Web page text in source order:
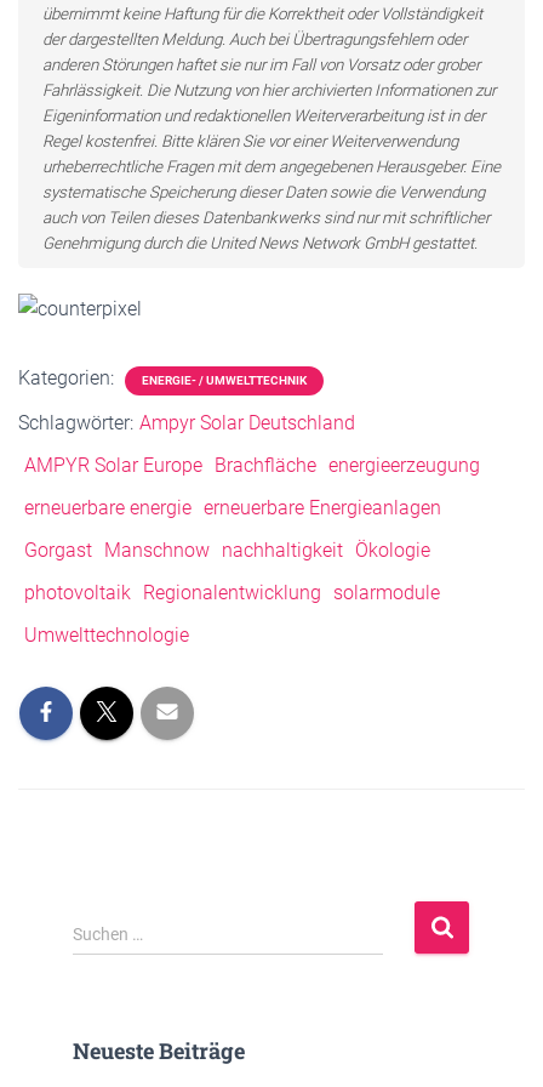
übernimmt keine Haftung für die Korrektheit oder Vollständigkeit
der dargestellten Meldung. Auch bei Übertragungsfehlern oder
anderen Störungen haftet sie nur im Fall von Vorsatz oder grober
Fahrlässigkeit. Die Nutzung von hier archivierten Informationen zur
Eigeninformation und redaktionellen Weiterverarbeitung ist in der
Regel kostenfrei. Bitte klären Sie vor einer Weiterverwendung
urheberrechtliche Fragen mit dem angegebenen Herausgeber. Eine
systematische Speicherung dieser Daten sowie die Verwendung
auch von Teilen dieses Datenbankwerks sind nur mit schriftlicher
Genehmigung durch die United News Network GmbH gestattet.
Kategorien: ENERGIE- / UMWELTTECHNIK
Schlagwörter: Ampyr Solar Deutschland
AMPYR Solar Europe
Brachfläche energieerzeugung
erneuerbare energie erneuerbare Energieanlagen
Gorgast
Manschnow nachhaltigkeit Ökologie
photovoltaik
Regionalentwicklung
solarmodule
Umwelttechnologie
S
u
n
Suchen …
Neueste Beiträge